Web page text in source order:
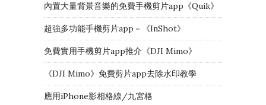
內置大量背景音樂的免費手機剪片app《Quik》
超強多功能手機剪片app－《InShot》
免費實用手機剪片app推介《DJI Mimo》
《DJI Mimo》免費剪片app去除水印教學
應用iPhone影相格線/九宮格